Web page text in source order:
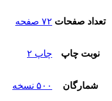
تعداد صفحات ۷۲ صفحه
نوبت چاپ چاپ ۲
شمارگان ۵۰۰ نسخه